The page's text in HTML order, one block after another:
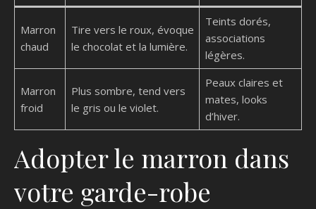
Marron
chaud
Tire vers le roux, évoque
le chocolat et la lumière.
Teints dorés,
associations
légères.
Marron
froid
Plus sombre, tend vers
le gris ou le violet.
Peaux claires et
mates, looks
d’hiver.
Adopter le marron dans
votre garde-robe